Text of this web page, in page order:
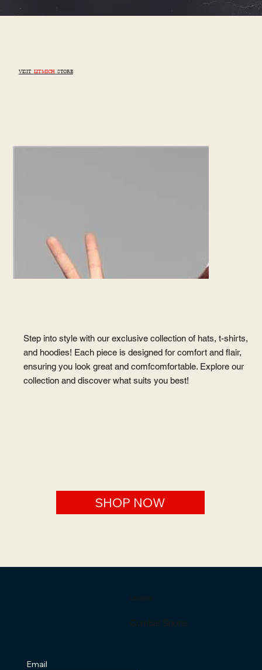
VISIT LITMICH STORE
Step into style with our exclusive collection of hats, t-shirts,
and hoodies! Each piece is designed for comfort and flair,
ensuring you look great and comfcomfortable. Explore our
collection and discover what suits you best!
SHOP NOW
Combat Sports
LITMICH
Email